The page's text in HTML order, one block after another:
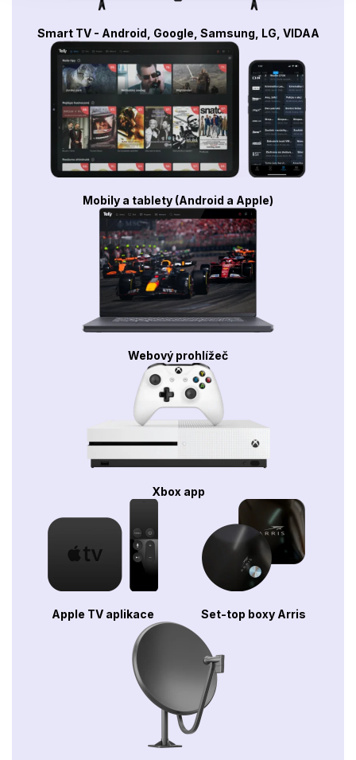
Smart TV - Android, Google, Samsung, LG, VIDAA
Mobily a tablety (Android a Apple)
Webový prohlížeč
Xbox app
Apple TV aplikace Set-top boxy Arris